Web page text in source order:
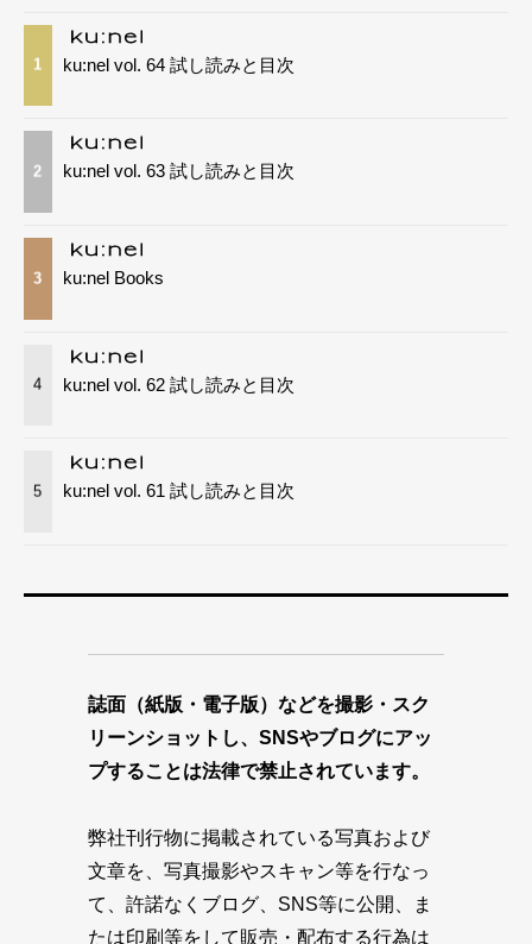
1 ku:nel vol. 64 試し読みと目次
2 ku:nel vol. 63 試し読みと目次
3 ku:nel Books
4 ku:nel vol. 62 試し読みと目次
5 ku:nel vol. 61 試し読みと目次
誌面（紙版・電子版）などを撮影・スク
リーンショットし、SNSやブログにアッ
プすることは法律で禁止されています。
弊社刊行物に掲載されている写真および
文章を、写真撮影やスキャン等を行なっ
て、許諾なくブログ、SNS等に公開、ま
たは印刷等をして販売・配布する行為は